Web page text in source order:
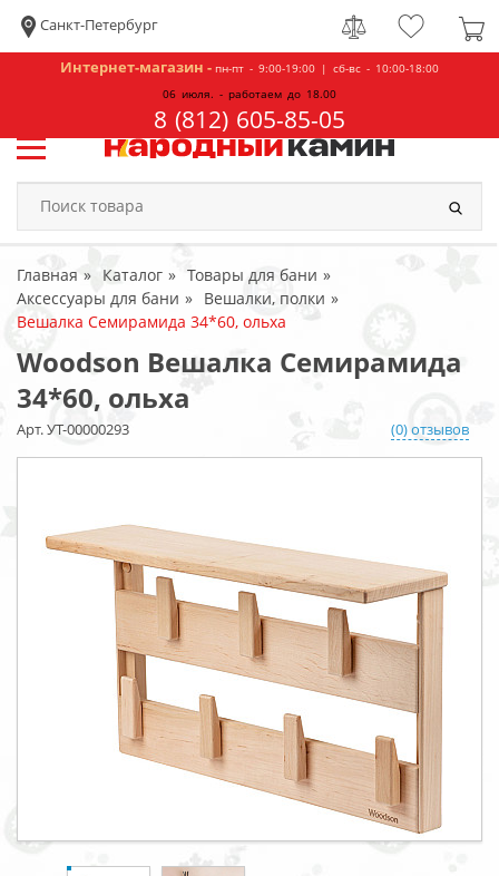
Санкт-Петербург
Интернет-магазин - пн-пт - 9:00-19:00 | сб-вс - 10:00-18:00
06 июля. - работаем до 18.00
8 (812) 605-85-05
Главная Каталог
Товары для бани
Аксессуары для бани
Вешалки, полки
Вешалка Семирамида 34*60, ольха
Woodson Вешалка Семирамида
34*60, ольха
Арт. УТ-00000293 (0) отзывов